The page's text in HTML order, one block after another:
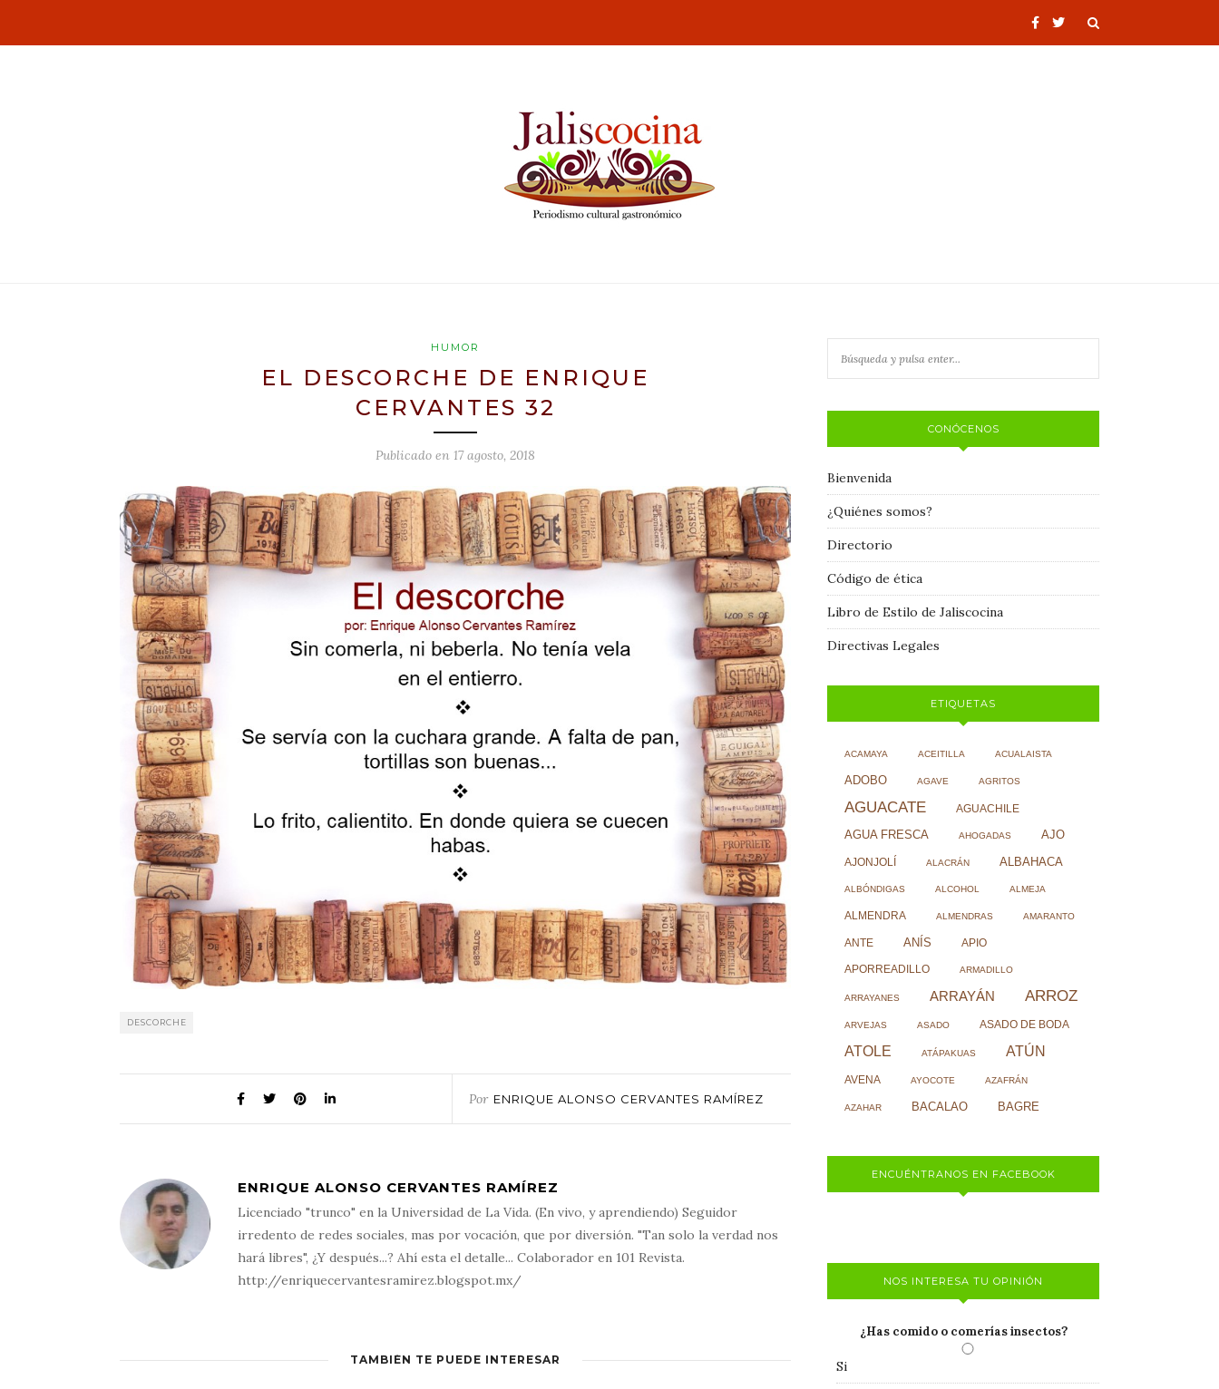
HUMOR
EL DESCORCHE DE ENRIQUE
CERVANTES 32
Publicado en 17 agosto, 2018
DESCORCHE
Por ENRIQUE ALONSO CERVANTES RAMÍREZ
ENRIQUE ALONSO CERVANTES RAMÍREZ
Licenciado "trunco" en la Universidad de La Vida. (En vivo, y aprendiendo) Seguidor
irredento de redes sociales, mas por vocación, que por diversión. "Tan solo la verdad nos
hará libres", ¿Y después...? Ahí esta el detalle... Colaborador en 101 Revista.
http://enriquecervantesramirez.blogspot.mx/
TAMBIÉN TE PUEDE INTERESAR
CONÓCENOS
Bienvenida
¿Quiénes somos?
Directorio
Código de ética
Libro de Estilo de Jaliscocina
Directivas Legales
ETIQUETAS
ACAMAYA ACEITILLA ACUALAISTA
ADOBO AGAVE AGRITOS
AGUACATE AGUACHILE
AGUA FRESCA AHOGADAS AJO
AJONJOLÍ ALACRÁN ALBAHACA
ALBÓNDIGAS ALCOHOL ALMEJA
ALMENDRA ALMENDRAS AMARANTO
ANTE ANÍS APIO
APORREADILLO ARMADILLO
ARRAYANES ARRAYÁN ARROZ
ARVEJAS ASADO ASADO DE BODA
ATOLE ATÁPAKUAS ATÚN
AVENA AYOCOTE AZAFRÁN
AZAHAR BACALAO BAGRE
ENCUÉNTRANOS EN FACEBOOK
NOS INTERESA TU OPINIÓN
¿Has comido o comerías insectos?
Si